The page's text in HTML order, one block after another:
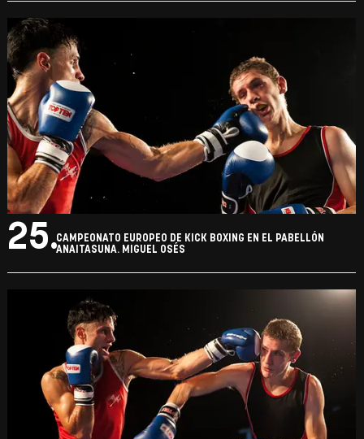
25.CAMPEONATO EUROPEO DE KICK BOXING EN EL PABELLÓN
ANAITASUNA. MIGUEL OSÉS